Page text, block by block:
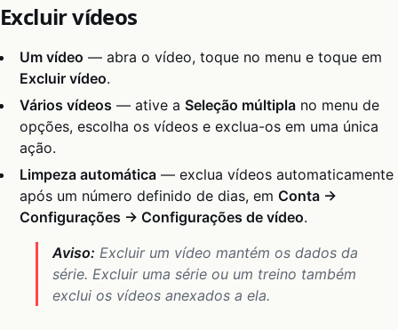
Excluir vídeos
Um vídeo — abra o vídeo, toque no menu e toque em
Excluir vídeo.
Vários vídeos — ative aSeleção múltipla no menu de
opções, escolha os vídeos e exclua-os em uma única
ação.
Limpeza automática — exclua vídeos automaticamente
após um número definido de dias, emConta →
Configurações → Configurações de vídeo.
Aviso: Excluir um vídeo mantém os dados da
série. Excluir uma série ou um treino também
exclui os vídeos anexados a ela.